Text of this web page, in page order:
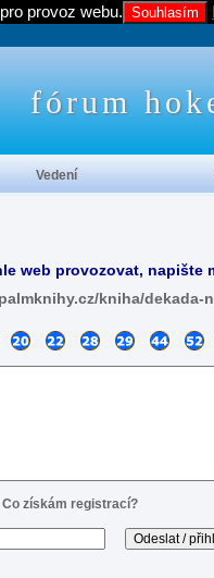
web provozovat, napište
kniha/dekada-
Co získám registrací?
fórum
Vedení
provoz webu. Souhlasím